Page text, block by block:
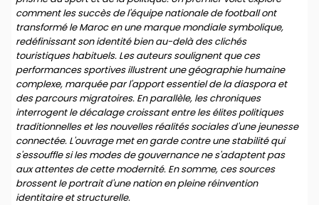
comment les succès de l'équipe nationale de football ont
transformé le Maroc en une marque mondiale symbolique,
redéfinissant son identité bien au-delà des clichés
touristiques habituels. Les auteurs soulignent que ces
performances sportives illustrent une géographie humaine
complexe, marquée par l'apport essentiel de la diaspora et
des parcours migratoires. En parallèle, les chroniques
interrogent le décalage croissant entre les élites politiques
traditionnelles et les nouvelles réalités sociales d'une jeunesse
connectée. L'ouvrage met en garde contre une stabilité qui
s'essouffle si les modes de gouvernance ne s'adaptent pas
aux attentes de cette modernité. En somme, ces sources
brossent le portrait d'une nation en pleine réinvention
identitaire et structurelle.